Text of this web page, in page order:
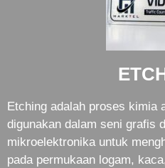
Etching adalah proses kimia
digunakan dalam seni grafis
mikroelektronika untuk
pada permukaan logam,